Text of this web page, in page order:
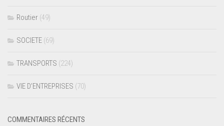
Routier (49)
SOCIETE (69)
TRANSPORTS (224)
VIE D’ENTREPRISES (70)
COMMENTAIRES RÉCENTS